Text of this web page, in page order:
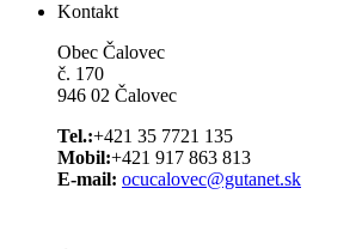
Kontakt
Obec Čalovec
č. 170
946 02 Čalovec
Tel.:+421 35 7721 135
Mobil:+421 917 863 813
E-mail: ocucalovec@gutanet.sk